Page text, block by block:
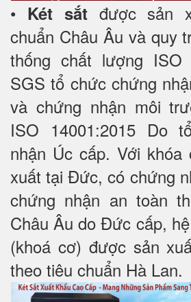
• Két sắtđược sản
chuẩn Châu Âu và quy
thống chất lượng ISO
SGS tổ chức chứng
và chứng nhận môi
ISO 14001:2015 Do
nhận Úc cấp. Với
xuất tại Đức, có chứng
chứng nhận an toàn
Châu Âu do Đức cấp,
(khoá cơ) được sản
theo tiêu chuẩn Hà Lan.